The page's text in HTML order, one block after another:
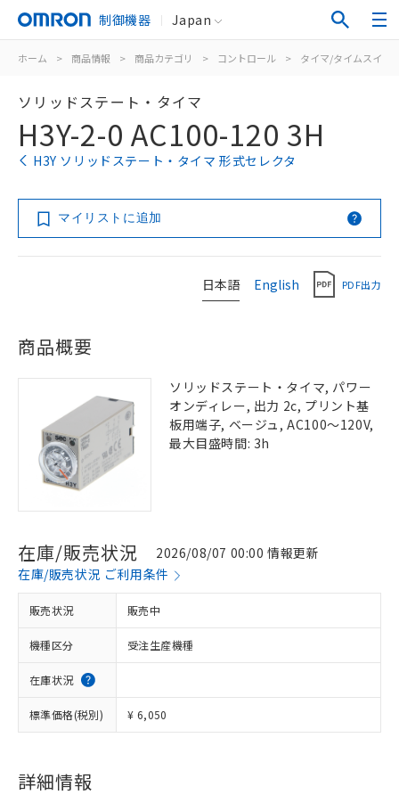
制御機器 Japan
ホーム > 商品情報 > 商品カテゴリ > コントロール > タイマ/タイムスイッ
ソリッドステート・タイマ
H3Y-2-0 AC100-120 3H
H3Y ソリッドステート・タイマ 形式セレクタ
マイリストに追加
日本語 English PDF出力
商品概要
ソリッドステート・タイマ, パワー
オンディレー, 出力 2c, プリント基
板用端子, ベージュ, AC100～120V,
最大目盛時間: 3h
在庫/販売状況
2026/08/07 00:00 情報更新
在庫/販売状況 ご利用条件
販売状況 販売中
機種区分 受注生産機種
在庫状況
標準価格(税別) ¥ 6,050
詳細情報